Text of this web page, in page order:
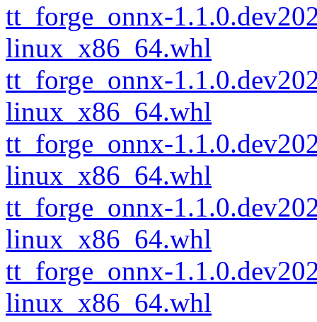
tt_forge_onnx-
linux_x86_64.whl
tt_forge_onnx-
linux_x86_64.whl
tt_forge_onnx-
linux_x86_64.whl
tt_forge_onnx-
linux_x86_64.whl
tt_forge_onnx-
linux_x86_64.whl